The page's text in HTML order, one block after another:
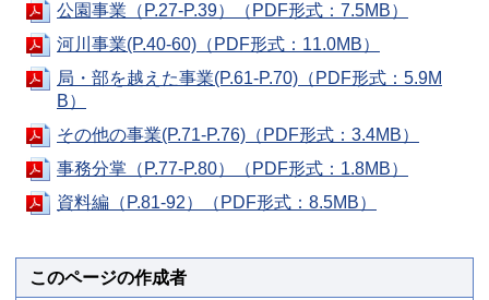
公園事業（P.27-P.39）（PDF形式：7.5MB）
河川事業(P.40-60)（PDF形式：11.0MB）
局・部を越えた事業(P.61-P.70)（PDF形式：5.9M
B）
その他の事業(P.71-P.76)（PDF形式：3.4MB）
事務分掌（P.77-P.80）（PDF形式：1.8MB）
資料編（P.81-92）（PDF形式：8.5MB）
このページの作成者